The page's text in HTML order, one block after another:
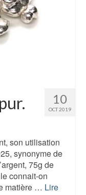
10
OCT 2019
son utilisation
synonyme de
75g de
connait-on
matière … Lire